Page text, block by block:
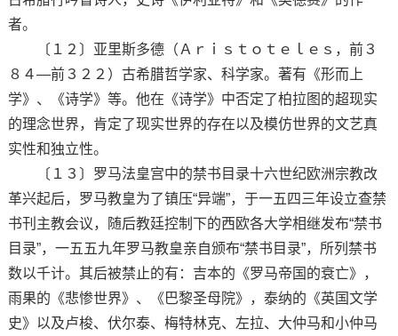
者。
〔１２〕亚里斯多德（Ａｒｉｓｔｏｔｅｌｅｓ，前３
８４—前３２２）古希腊哲学家、科学家。著有《形而上
学》、《诗学》等。他在《诗学》中否定了柏拉图的超现实
的理念世界，肯定了现实世界的存在以及模仿世界的文艺真
实性和独立性。
〔１３〕罗马法皇宫中的禁书目录十六世纪欧洲宗教改
革兴起后，罗马教皇为了镇压“异端”，于一五四三年设立查禁
书刊主教会议，随后教廷控制下的西欧各大学相继发布“禁书
目录”，一五五九年罗马教皇亲自颁布“禁书目录”，所列禁书
数以千计。其后被禁止的有：吉本的《罗马帝国的衰亡》，
雨果的《悲惨世界》、《巴黎圣母院》，泰纳的《英国文学
史》以及卢梭、伏尔泰、梅特林克、左拉、大仲马和小仲马